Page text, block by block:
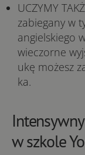
UCZYMY
za­bie­gany w
angielskiego
wie­czor­ne
ukę mo­żesz
ka.
w szkole